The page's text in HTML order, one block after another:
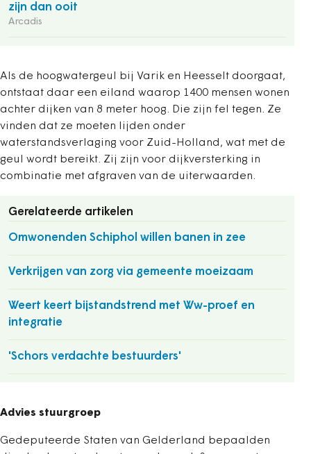
zijn dan ooit
Arcadis
Als de hoogwatergeul bij Varik en Heesselt doorgaat,
ontstaat daar een eiland waarop 1400 mensen wonen
achter dijken van 8 meter hoog. Die zijn fel tegen. Ze
vinden dat ze moeten lijden onder
waterstandsverlaging voor Zuid-Holland, wat met de
geul wordt bereikt. Zij zijn voor dijkversterking in
combinatie met afgraven van de uiterwaarden.
Gerelateerde artikelen
Omwonenden Schiphol willen banen in zee
Verkrijgen van zorg via gemeente moeizaam
Weert keert bijstandstrend met Ww-proef en
integratie
'Schors verdachte bestuurders'
Advies stuurgroep
Gedeputeerde Staten van Gelderland bepaalden